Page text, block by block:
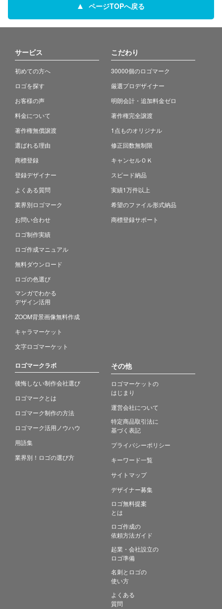
ページTOPへ戻る
サービス
初めての方へ
ロゴを探す
お客様の声
料金について
著作権無償譲渡
選ばれる理由
商標登録
登録デザイナー
よくある質問
業界別ロゴマーク
お問い合わせ
ロゴ制作実績
ロゴ作成マニュアル
無料ダウンロード
ロゴの色選び
マンガでわかる
デザイン活用
ZOOM背景画像無料作成
キャラマーケット
文字ロゴマーケット
こだわり
30000個のロゴマーク
厳選プロデザイナー
明朗会計・追加料金ゼロ
著作権完全譲渡
1点ものオリジナル
修正回数無制限
キャンセルＯＫ
スピード納品
実績1万件以上
希望のファイル形式納品
商標登録サポート
ロゴマークラボ
後悔しない制作会社選び
ロゴマークとは
ロゴマーク制作の方法
ロゴマーク活用ノウハウ
用語集
業界別！ロゴの選び方
その他
ロゴマーケットの
はじまり
運営会社について
特定商品取引法に
基づく表記
プライバシーポリシー
キーワード一覧
サイトマップ
デザイナー募集
ロゴ無料提案
とは
ロゴ作成の
依頼方法ガイド
起業・会社設立の
ロゴ準備
名刺とロゴの
使い方
よくある
質問